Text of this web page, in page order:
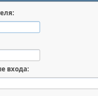
входа: